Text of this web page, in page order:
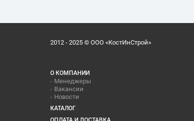
2012 - 2025 © ООО «КостИнСтрой»
О КОМПАНИИ
Менеджеры
Вакансии
Новости
КАТАЛОГ